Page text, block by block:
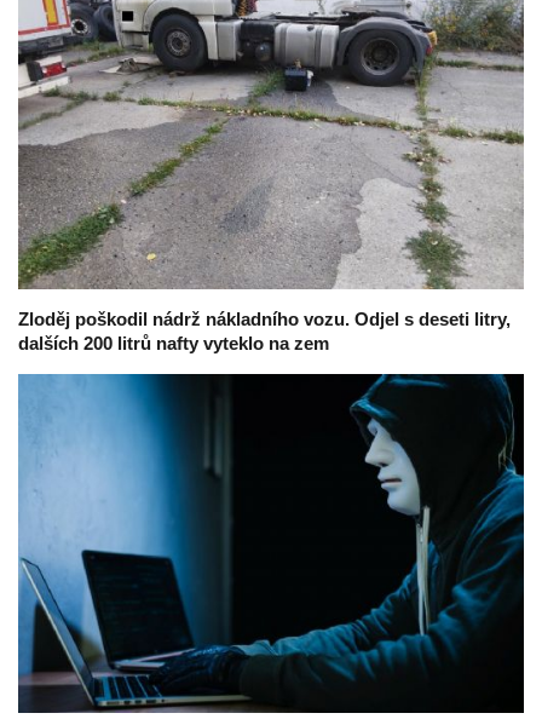
Zloděj poškodil nádrž nákladního vozu. Odjel s deseti litry,
dalších 200 litrů nafty vyteklo na zem